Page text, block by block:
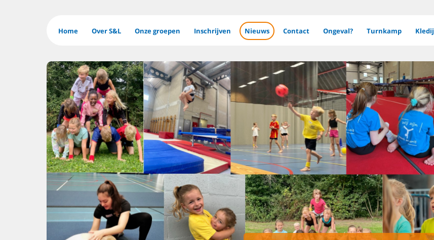
Home Over S&L Onze groepen Inschrijven Nieuws Contact Ongeval? Turnkamp Kledij